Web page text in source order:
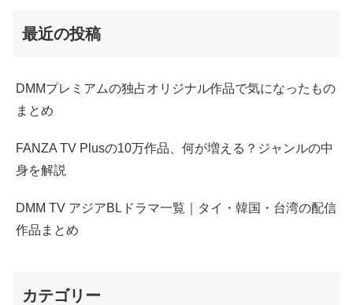
最近の投稿
DMMプレミアムの独占オリジナル作品で気になったもの
まとめ
FANZA TV Plusの10万作品、何が増える？ジャンルの中
身を解説
DMM TV アジアBLドラマ一覧｜タイ・韓国・台湾の配信
作品まとめ
カテゴリー